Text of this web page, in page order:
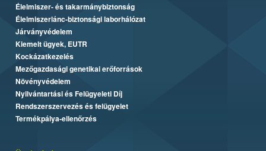
Élelmiszer- és takarmánybiztonság
Élelmiszerlánc-biztonsági laborhálózat
Járványvédelem
Kiemelt ügyek, EUTR
Kockázatkezelés
Mezőgazdasági genetikai erőforrások
Növényvédelem
Nyilvántartási és Felügyeleti Díj
Rendszerszervezés és felügyelet
Termékpálya-ellenőrzés